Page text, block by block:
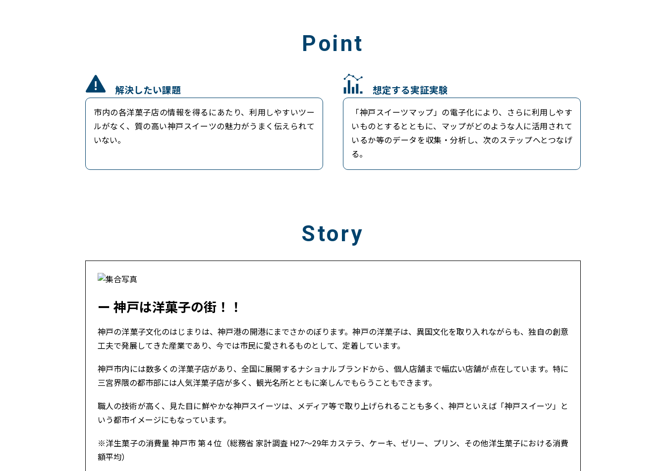
Point
解決したい課題
市内の各洋菓子店の情報を得るにあたり、利用しやすいツー
ルがなく、質の高い神戸スイーツの魅力がうまく伝えられて
いない。
想定する実証実験
「神戸スイーツマップ」の電子化により、さらに利用しやす
いものとするとともに、マップがどのような人に活用されて
いるか等のデータを収集・分析し、次のステップへとつなげ
る。
Story
神戸は洋菓子の街！！
神戸の洋菓子文化のはじまりは、神戸港の開港にまでさかのぼります。神戸の洋菓子は、異国文化を取り入れながらも、独自の創意
工夫で発展してきた産業であり、今では市民に愛されるものとして、定着しています。
神戸市内には数多くの洋菓子店があり、全国に展開するナショナルブランドから、個人店舗まで幅広い店舗が点在しています。特に
三宮界隈の都市部には人気洋菓子店が多く、観光名所とともに楽しんでもらうこともできます。
職人の技術が高く、見た目に鮮やかな神戸スイーツは、メディア等で取り上げられることも多く、神戸といえば「神戸スイーツ」と
いう都市イメージにもなっています。
※洋生菓子の消費量 神戸市 第４位（総務省 家計調査 H27～29年カステラ、ケーキ、ゼリー、プリン、その他洋生菓子における消費
額平均）